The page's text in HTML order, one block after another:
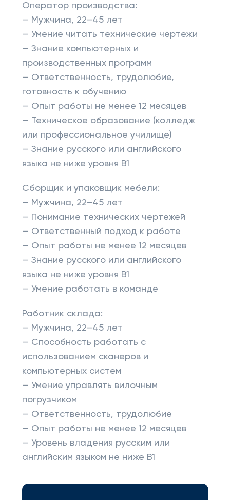
Оператор производства:
— Мужчина, 22–45 лет
— Умение читать технические чертежи
— Знание компьютерных и
производственных программ
— Ответственность, трудолюбие,
готовность к обучению
— Опыт работы не менее 12 месяцев
— Техническое образование (колледж
или профессиональное училище)
— Знание русского или английского
языка не ниже уровня B1
Сборщик и упаковщик мебели:
— Мужчина, 22–45 лет
— Понимание технических чертежей
— Ответственный подход к работе
— Опыт работы не менее 12 месяцев
— Знание русского или английского
языка не ниже уровня B1
— Умение работать в команде
Работник склада:
— Мужчина, 22–45 лет
— Способность работать с
использованием сканеров и
компьютерных систем
— Умение управлять вилочным
погрузчиком
— Ответственность, трудолюбие
— Опыт работы не менее 12 месяцев
— Уровень владения русским или
английским языком не ниже B1